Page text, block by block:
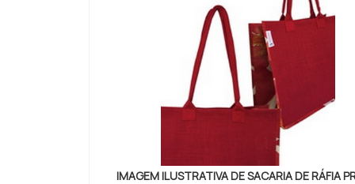
IMAGEM ILUSTRATIVA DE SACARIA DE RÁFIA